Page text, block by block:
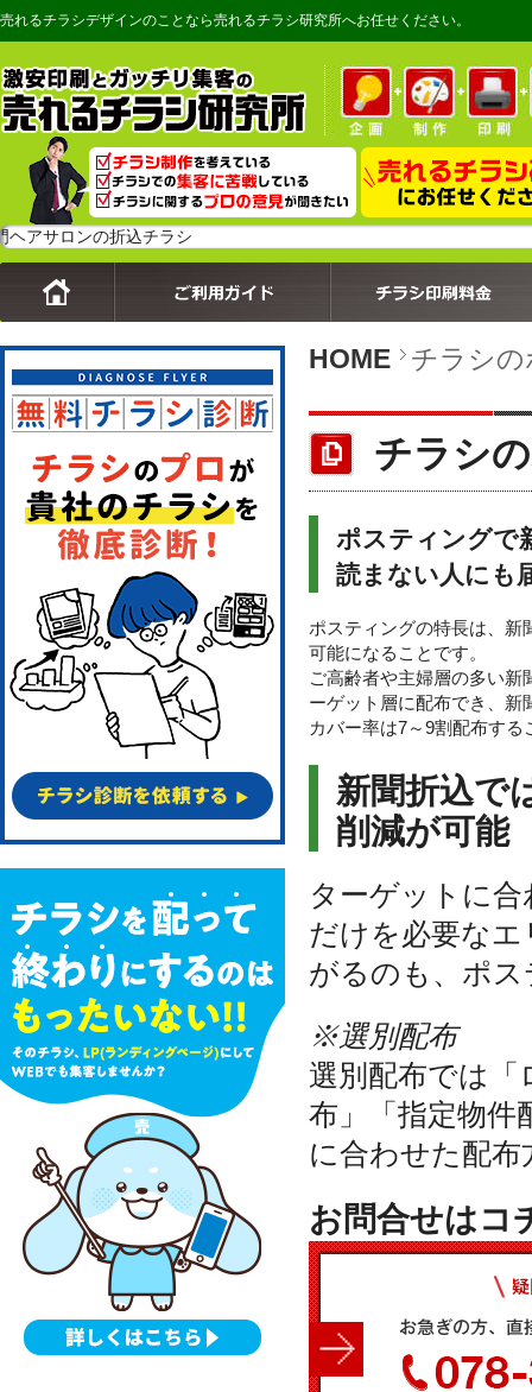
売れるチラシデザインのことなら売れるチラシ研究所へお任せください。
ンの折込チラシ
HOME チラシ
チラシ
ポスティングで
読まない人にも
ポスティングの特長は、新
可能になることです。
ご高齢者や主婦層の多い新
ーゲット層に配布でき、新
カバー率は7～9割配布する
新聞折込で
削減が可能
ターゲットに
だけを必要な
がるのも、ポ
※選別配布
選別配布では「
布」「指定物件
に合わせた配
お問合せはコ